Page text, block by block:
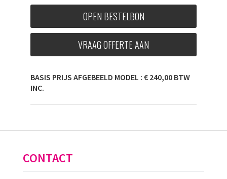
OPEN BESTELBON
VRAAG OFFERTE AAN
BASIS PRIJS AFGEBEELD MODEL : € 240,00 BTW
INC.
CONTACT